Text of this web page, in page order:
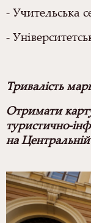
- Учительська
-
Тривалість
Отримати
туристично-
на